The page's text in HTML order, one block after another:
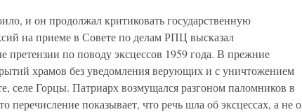
и он продолжал критиковать государственную
на приеме в Совете по делам РПЦ высказал
претензии по поводу эксцессов 1959 года. В прежние
храмов без уведомления верующих и с уничтожением
селе Горцы. Патриарх возмущался разгоном паломников в
показывает, что речь шла об эксцессах, а не о